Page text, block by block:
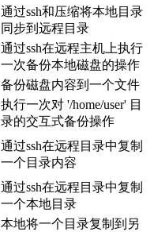
通过ssh和压缩将本地目录
同步到远程目录
通过ssh在远程主机上执行
一次备份本地磁盘的操作
备份磁盘内容到一个文件
执行一次对 '/home/user' 目
录的交互式备份操作
通过ssh在远程目录中复制
一个目录内容
通过ssh在远程目录中复制
一个本地目录
本地将一个目录复制到另